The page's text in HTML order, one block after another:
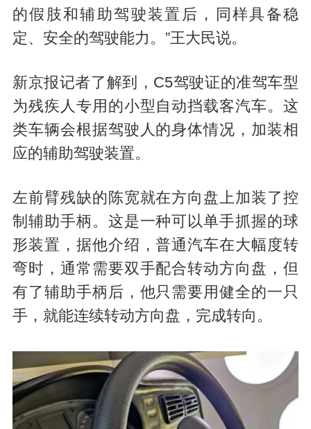
的假肢和辅助驾驶装置后，同样具备稳
定、安全的驾驶能力。”王大民说。
新京报记者了解到，C5驾驶证的准驾车型
为残疾人专用的小型自动挡载客汽车。这
类车辆会根据驾驶人的身体情况，加装相
应的辅助驾驶装置。
左前臂残缺的陈宽就在方向盘上加装了控
制辅助手柄。这是一种可以单手抓握的球
形装置，据他介绍，普通汽车在大幅度转
弯时，通常需要双手配合转动方向盘，但
有了辅助手柄后，他只需要用健全的一只
手，就能连续转动方向盘，完成转向。